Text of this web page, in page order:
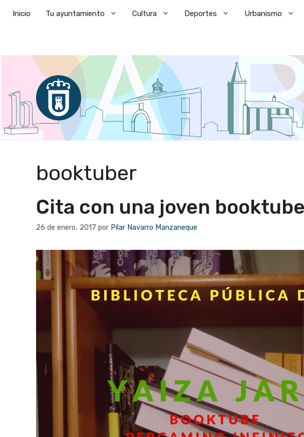
Inicio Tu ayuntamiento Cultura Deportes Urbanismo
booktuber
Cita con una joven
26 de enero, 2017 por Pilar Navarro Manzaneque